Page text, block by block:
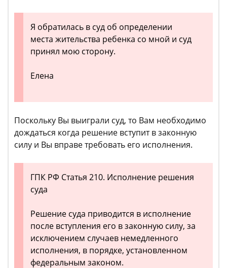
Я обратилась в суд об определении
места жительства ребенка со мной и суд
принял мою сторону.
Елена
Поскольку Вы выиграли суд, то Вам необходимо
дождаться когда решение вступит в законную
силу и Вы вправе требовать его исполнения.
ГПК РФ Статья 210. Исполнение решения
суда
Решение суда приводится в исполнение
после вступления его в законную силу, за
исключением случаев немедленного
исполнения, в порядке, установленном
федеральным законом.